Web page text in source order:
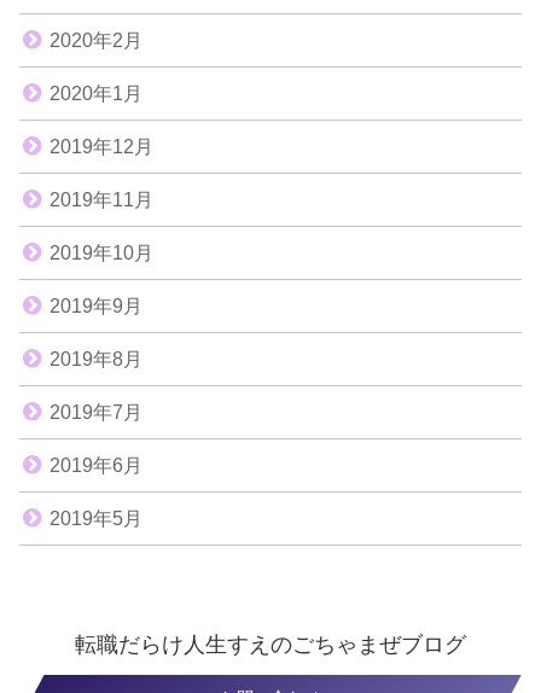
2020年2月
2020年1月
2019年12月
2019年11月
2019年10月
2019年9月
2019年8月
2019年7月
2019年6月
2019年5月
転職だらけ人生すえのごちゃまぜブログ